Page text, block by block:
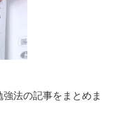
法の記事をまとめま